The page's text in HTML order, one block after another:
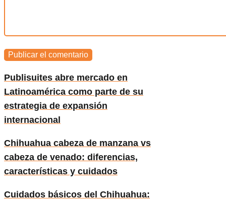
Publisuites abre mercado en
Latinoamérica como parte de su
estrategia de expansión
internacional
Chihuahua cabeza de manzana vs
cabeza de venado: diferencias,
características y cuidados
Cuidados básicos del Chihuahua: